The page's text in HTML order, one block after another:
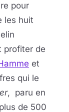
pour
les huit
profiter de
et
qui le
, paru en
de 500